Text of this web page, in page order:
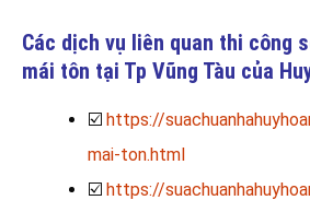
Các dịch vụ liên quan thi công
mái tôn tại Tp Vũng Tàu của
☑️ https://
mai-ton.html
☑️ https://